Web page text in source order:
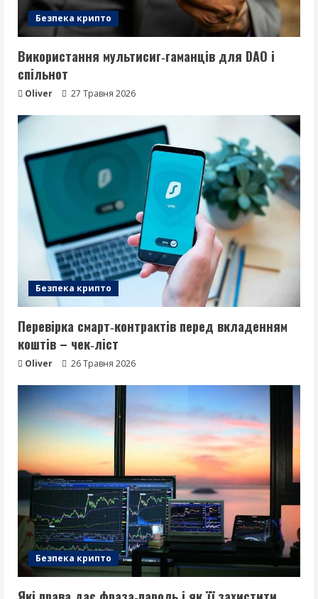
Безпека крипто
Використання мультисиг‑гаманців для DAO і
спільнот
Oliver 27 Травня 2026
Безпека крипто
Перевірка смарт‑контрактів перед вкладенням
коштів – чек‑ліст
Oliver 26 Травня 2026
Безпека крипто